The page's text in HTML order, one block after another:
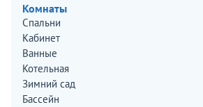
Комнаты
Спальни
Кабинет
Ванные
Котельная
Зимний сад
Бассейн